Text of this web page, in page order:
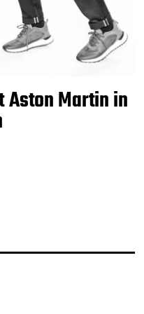
Aston Martin in